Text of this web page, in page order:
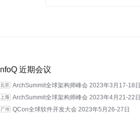
InfoQ 近期会议
ArchSummit全球架构师峰会 2023年3月17-18日
ArchSummit全球架构师峰会 2023年4月21-22日
QCon全球软件开发大会 2023年5月26-27日